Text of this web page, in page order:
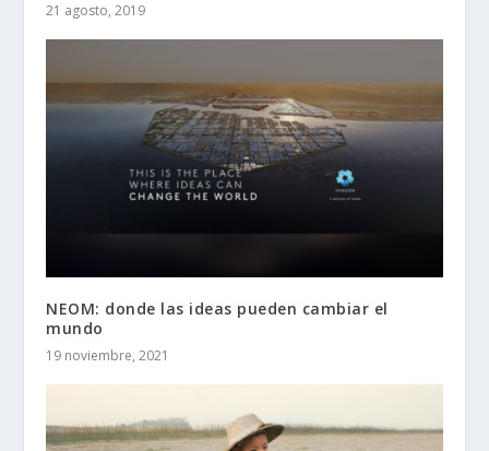
21 agosto, 2019
NEOM: donde las ideas pueden cambiar el
mundo
19 noviembre, 2021